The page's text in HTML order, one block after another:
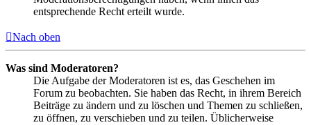
entsprechende Recht erteilt wurde.
Nach oben
Was sind Moderatoren?
Die Aufgabe der Moderatoren ist es, das Geschehen im
Forum zu beobachten. Sie haben das Recht, in ihrem Bereich
Beiträge zu ändern und zu löschen und Themen zu schließen,
zu öffnen, zu verschieben und zu teilen. Üblicherweise